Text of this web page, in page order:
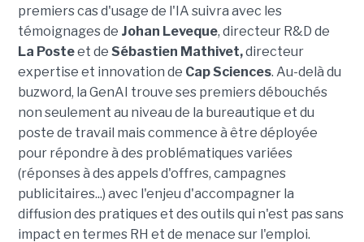
premiers cas d'usage de l'IA suivra avec les
témoignages de Johan Leveque, directeur R&D de
La Posteet de Sébastien Mathivet,directeur
expertise et innovation de Cap Sciences. Au-delà du
buzword, la GenAI trouve ses premiers débouchés
non seulement au niveau de la bureautique et du
poste de travail mais commence à être déployée
pour répondre à des problématiques variées
(réponses à des appels d'offres, campagnes
publicitaires...) avec l'enjeu d'accompagner la
diffusion des pratiques et des outils qui n'est pas sans
impact en termes RH et de menace sur l'emploi.